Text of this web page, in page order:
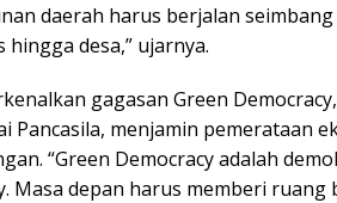
daerah harus berjalan
desa,” ujarnya.
gagasan Green
Pancasila, menjamin pemerataan
“Green Democracy adalah
Masa depan harus memberi